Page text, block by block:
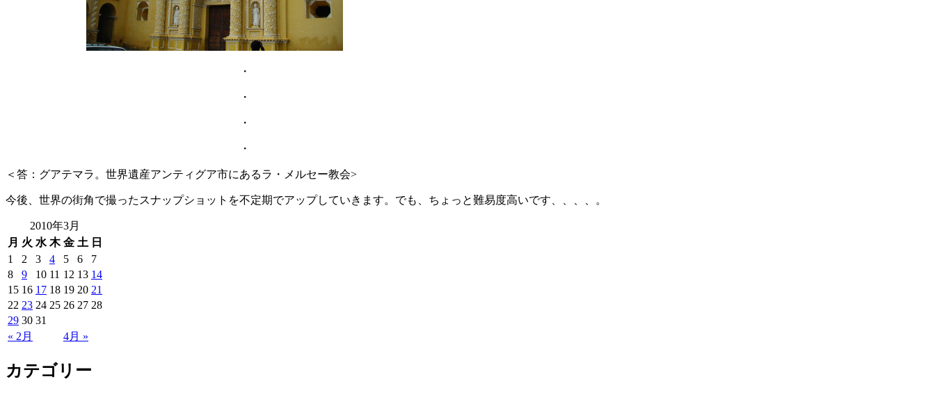
・
・
・
＜答：グアテマラ。世界遺産アンティグア市にあるラ・メルセー教会>
今後、世界の街角で撮ったスナップショットを不定期でアップしていきます。でも、ちょっと難易度高いです、、、、。
2010年3月
月 火 水 木 金 土 日
« 2月 4月 »
1 2 3 4 5 6
7
8
9 10 11 12 13 14
15 16 17 18 19 20 21
22 23 24 25 26 27 28
29 30 31
カテゴリー